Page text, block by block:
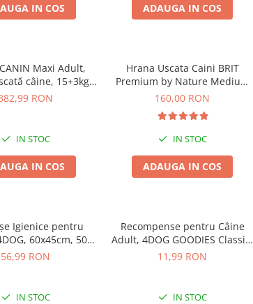
IN COS ADAUGA IN COS
Maxi Adult,
câine, 15+3kg
CADOURON
IN STOC
IN COS
Hrana Uscata Caini BRIT
Premium by Nature Medium
Adult 15kg
160,00 RON
IN STOC
ADAUGA IN COS
Igienice pentru
60x45cm, 50
bucăți
56,99 RON
IN STOC
Recompense pentru Câine
Adult, 4DOG GOODIES Classic,
Sticks Piele Presată, 100g
11,99 RON
IN STOC